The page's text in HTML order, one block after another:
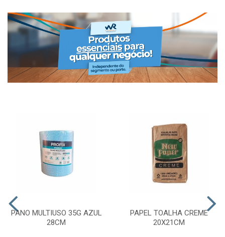
PANO MULTIUSO 35G AZUL
28CM
PAPEL TOALHA CREME
20X21CM